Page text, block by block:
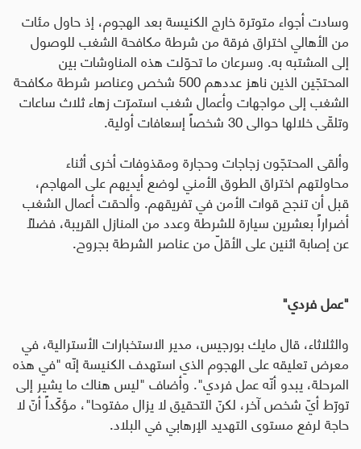
وسادت أجواء متوترة خارج الكنيسة بعد الهجوم، إذ حاول مئات
من الأهالي اختراق فرقة من شرطة مكافحة الشغب للوصول
إلى المشتبه به. وسرعان ما تحوّلت هذه المناوشات بين
المحتجّين الذين ناهز عددهم 500 شخص وعناصر شرطة مكافحة
الشغب إلى مواجهات وأعمال شغب استمرّت زهاء ثلاث ساعات
وتلقّى خلالها حوالى 30 شخصاً إسعافات أولية
.
وألقى المحتجّون زجاجات وحجارة ومقذوفات أخرى أثناء
محاولتهم اختراق الطوق الأمني لوضع أيديهم على المهاجم،
قبل أن تنجح قوات الأمن في تفريقهم. وألحقت أعمال الشغب
أضراراً بعشرين سيارة للشرطة وعدد من المنازل القريبة، فضلاً
عن إصابة اثنين على الأقلّ من عناصر الشرطة بجروح.
"عمل فردي"
والثلاثاء، قال مايك بورجيس، مدير الاستخبارات الأسترالية، في
معرض تعليقه على الهجوم الذي استهدف الكنيسة إنّه "في هذه
المرحلة، يبدو أنّه عمل فردي". وأضاف "ليس هناك ما يشير إلى
تورّط أيّ شخص آخر، لكنّ التحقيق لا يزال مفتوحا"، مؤكّداً أنّ لا
حاجة لرفع مستوى التهديد الإرهابي في البلاد.